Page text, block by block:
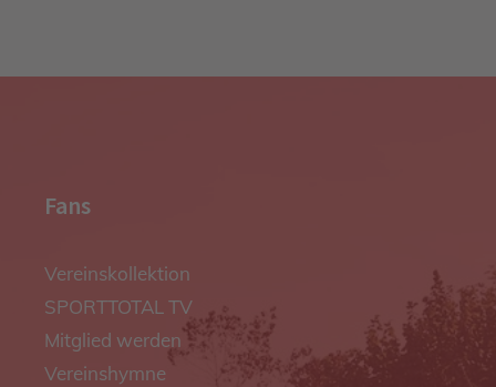
Fans
Vereinskollektion
SPORTTOTAL TV
Mitglied werden
Vereinshymne